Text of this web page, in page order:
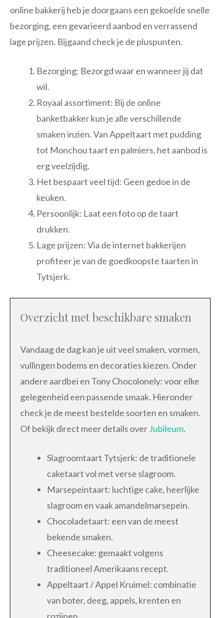
online bakkerij heb je doorgaans een gekoelde snelle
bezorging, een gevarieerd aanbod en verrassend
lage prijzen. Bijgaand check je de pluspunten.
Bezorging: Bezorgd waar en wanneer jij dat
wil.
Royaal assortiment: Bij de online
banketbakker kun je alle verschillende
smaken inzien. Van Appeltaart met pudding
tot Monchou taart en palmiers, het aanbod is
erg veelzijdig.
Het bespaart veel tijd: Geen gedoe in de
keuken.
Persoonlijk: Laat een foto op de taart
drukken.
Lage prijzen: Via de internet bakkerijen
profiteer je van de goedkoopste taarten in
Tytsjerk.
Overzicht met beschikbare smaken
Vandaag de dag kan je uit veel smaken, vormen,
vullingen bodems en decoraties kiezen. Onder
andere aardbei en Tony Chocolonely: voor elke
gelegenheid een passende smaak. Hieronder
check je de meest bestelde soorten en smaken.
Of bekijk direct meer details overJubileum.
Slagroomtaart Tytsjerk: de traditionele
caketaart vol met verse slagroom.
Marsepeintaart: luchtige cake, heerlijke
slagroom en vaak amandelmarsepein.
Chocoladetaart: een van de meest
bekende smaken.
Cheesecake: gemaakt volgens
traditioneel Amerikaans recept.
Appeltaart / Appel Kruimel: combinatie
van boter, deeg, appels, krenten en